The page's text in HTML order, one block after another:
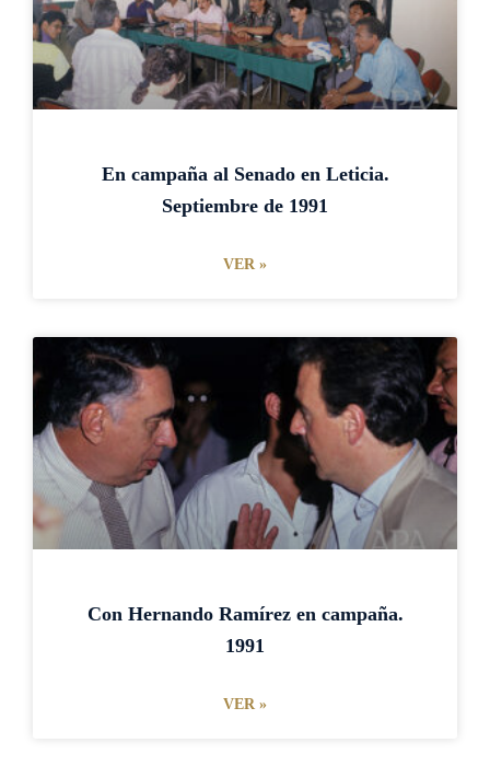
En campaña al Senado en Leticia.
Septiembre de 1991
VER »
Con Hernando Ramírez en campaña.
1991
VER »
i
n
a
i
n
a
i
n
a
i
n